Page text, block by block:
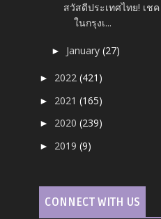
สวัสดีประเทศไทย! เช
ในกรุงเ...
► January(27)
► 2022(421)
► 2021(165)
► 2020(239)
► 2019(9)
CONNECT WITH US